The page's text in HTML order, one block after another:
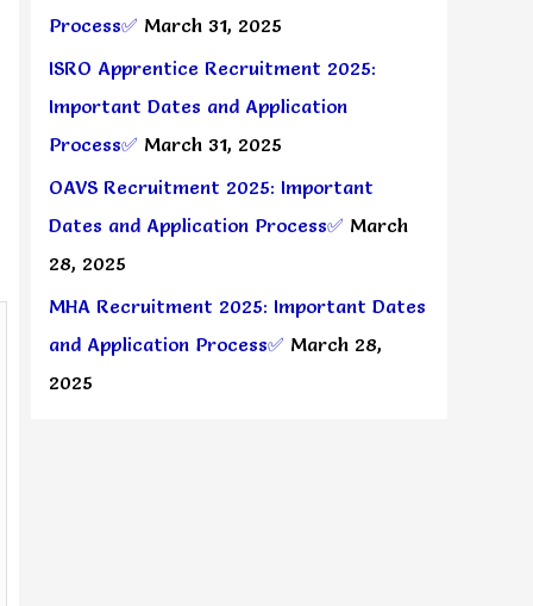
Process✅ March 31, 2025
ISRO Apprentice Recruitment 2025:
Important Dates and Application
Process✅ March 31, 2025
OAVS Recruitment 2025: Important
Dates and Application Process✅ March
28, 2025
MHA Recruitment 2025: Important Dates
and Application Process✅ March 28,
2025